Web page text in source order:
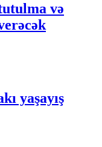
və
yaşayış